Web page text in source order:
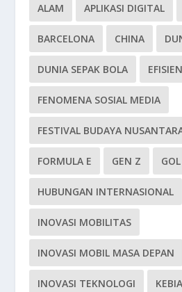
ALAM APLIKASI DIGITAL
BARCELONA CHINA
DUNIA SEPAK BOLA
FENOMENA SOSIAL MEDIA
FESTIVAL BUDAYA
FORMULA E GEN Z
HUBUNGAN INTERNASIONAL
INOVASI MOBILITAS
INOVASI MOBIL MASA DEPAN
INOVASI TEKNOLOGI